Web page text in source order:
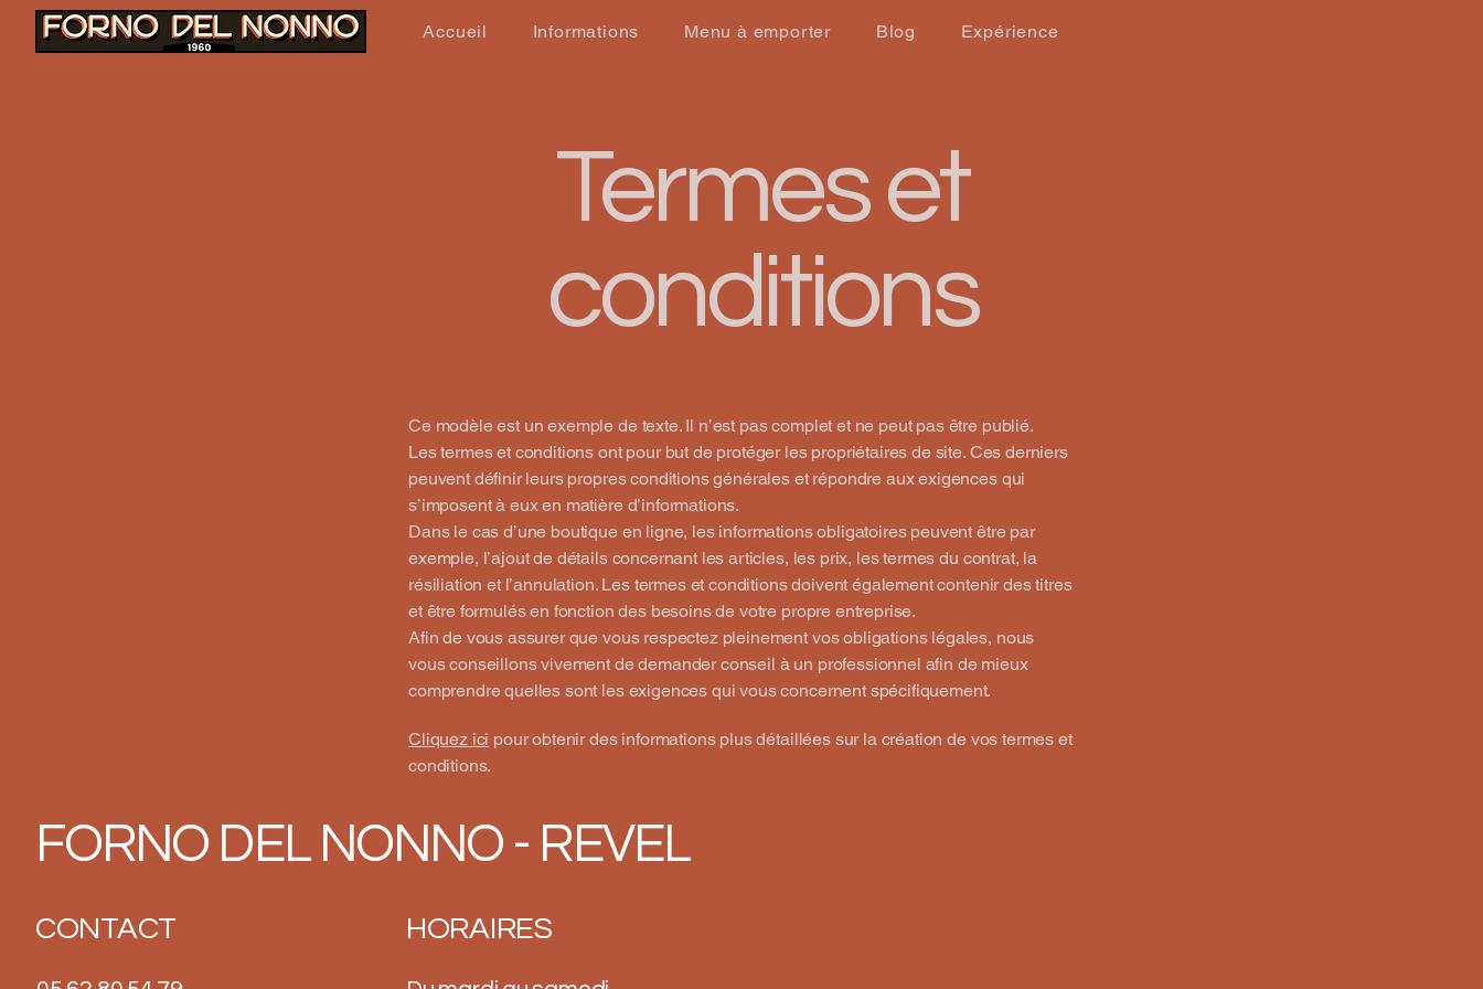
Accueil Informations Menu à emporter Blog Expérience
Termes et
conditions
Ce modèle est un exemple de texte. Il n’est pas complet et ne peut pas être publié.
Les termes et conditions ont pour but de protéger les propriétaires de site. Ces derniers
peuvent définir leurs propres conditions générales et répondre aux exigences qui
s’imposent à eux en matière d’informations.
Dans le cas d’une boutique en ligne, les informations obligatoires peuvent être par
exemple, l’ajout de détails concernant les articles, les prix, les termes du contrat, la
résiliation et l’annulation. Les termes et conditions doivent également contenir des titres
et être formulés en fonction des besoins de votre propre entreprise.
Afin de vous assurer que vous respectez pleinement vos obligations légales, nous
vous conseillons vivement de demander conseil à un professionnel afin de mieux
comprendre quelles sont les exigences qui vous concernent spécifiquement.
Cliquez ici pour obtenir des informations plus détaillées sur la création de vos termes et
conditions.
FORNO DEL NONNO - REVEL
CONTACT HORAIRES